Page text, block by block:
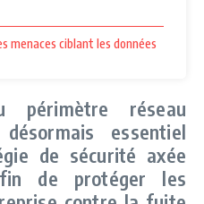
menaces ciblant les données
réseau
essentiel
de sécurité axée
de protéger les